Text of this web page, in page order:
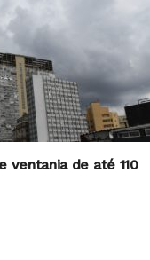
ventania de até 110